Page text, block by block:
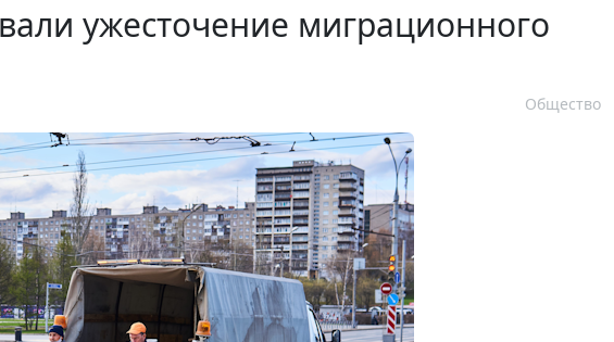
ужесточение миграционного
Общество